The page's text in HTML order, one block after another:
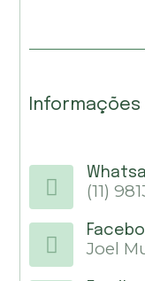
(11)
Joel